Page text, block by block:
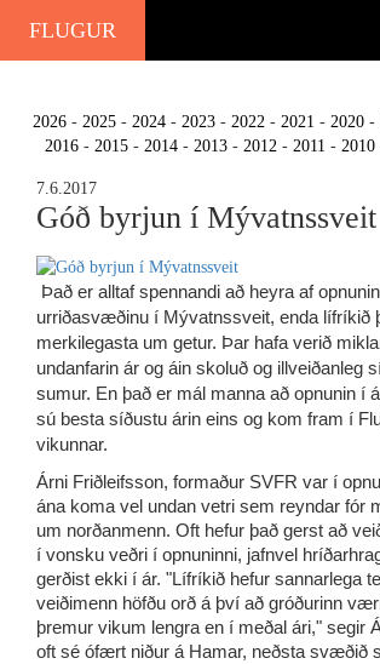
FLUGUR
2026 - 2025 - 2024 - 2023 - 2022 - 2021 - 2020 -
2016 - 2015 - 2014 - 2013 - 2012 - 2011 - 2010
7.6.2017
Góð byrjun í Mývatnssveit
Það er alltaf spennandi að heyra af
urriðasvæðinu í Mývatnssveit, enda lífríkið
merkilegasta um getur. Þar hafa verið
undanfarin ár og áin skoluð og illveiðanleg
sumur. En það er mál manna að opnunin í
sú besta síðustu árin eins og kom fram í
vikunnar.
Árni Friðleifsson, formaður SVFR var í
ána koma vel undan vetri sem reyndar fór
um norðanmenn. Oft hefur það gerst að
í vonsku veðri í opnuninni, jafnvel
gerðist ekki í ár. "Lífríkið hefur sannarlega
veiðimenn höfðu orð á því að gróðurinn
þremur vikum lengra en í meðal ári," segir
oft sé ófært niður á Hamar, neðsta svæðið